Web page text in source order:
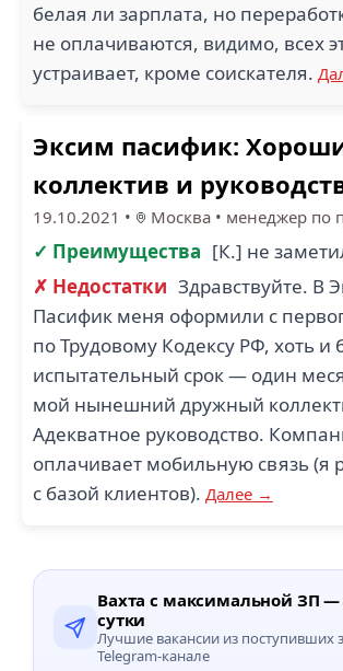
белая ли зарплата, но
не оплачиваются, видимо, всех
устраивает, кроме соискателя.
Эксим пасифик:
коллектив и
19.10.2021 • Москва • менеджер по
✓ Преимущества [К.] не
✗ Недостатки Здравствуйте. В
Пасифик меня оформили с
по Трудовому Кодексу РФ, хоть и
испытательный срок — один
мой нынешний дружный
Адекватное руководство.
оплачивает мобильную связь (я
с базой клиентов). Далее →
Вахта с максимальной ЗП —
сутки
Лучшие вакансии из поступивших
Telegram-канале